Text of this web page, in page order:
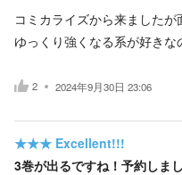
コミカライズから来ましたが
ゆっくり強くなる系が好き
2 2024年9月30日 23:06
★★★ Excellent!!!
3巻が出るですね！予約しまし